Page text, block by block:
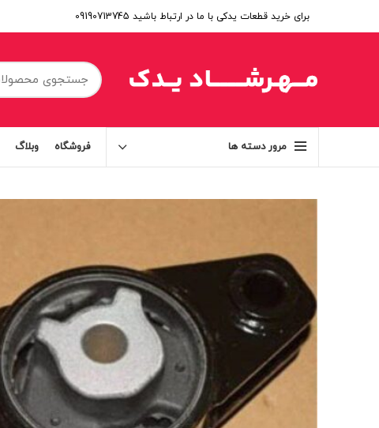
برای خرید قطعات یدکی با ما در ارتباط باشید 09190713745
مرور دسته ها فروشگاه وبلاگ